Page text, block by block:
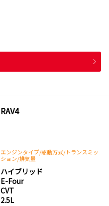
RAV4
エンジンタイプ/駆動方式/トランスミッ
ション/排気量
ハイブリッド
E-Four
CVT
2.5L